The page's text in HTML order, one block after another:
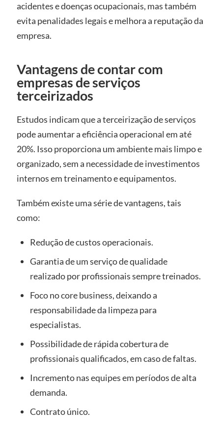
acidentes e doenças ocupacionais, mas também
evita penalidades legais e melhora a reputação da
empresa.
Vantagens de contar com
empresas de serviços
terceirizados
Estudos indicam que a terceirização de serviços
pode aumentar a eficiência operacional em até
20%. Isso proporciona um ambiente mais limpo e
organizado, sem a necessidade de investimentos
internos em treinamento e equipamentos.
Também existe uma série de vantagens, tais
como:
Redução de custos operacionais.
Garantia de um serviço de qualidade
realizado por profissionais sempre treinados.
Foco no core business, deixando a
responsabilidade da limpeza para
especialistas.
Possibilidade de rápida cobertura de
profissionais qualificados, em caso de faltas.
Incremento nas equipes em períodos de alta
demanda.
Contrato único.